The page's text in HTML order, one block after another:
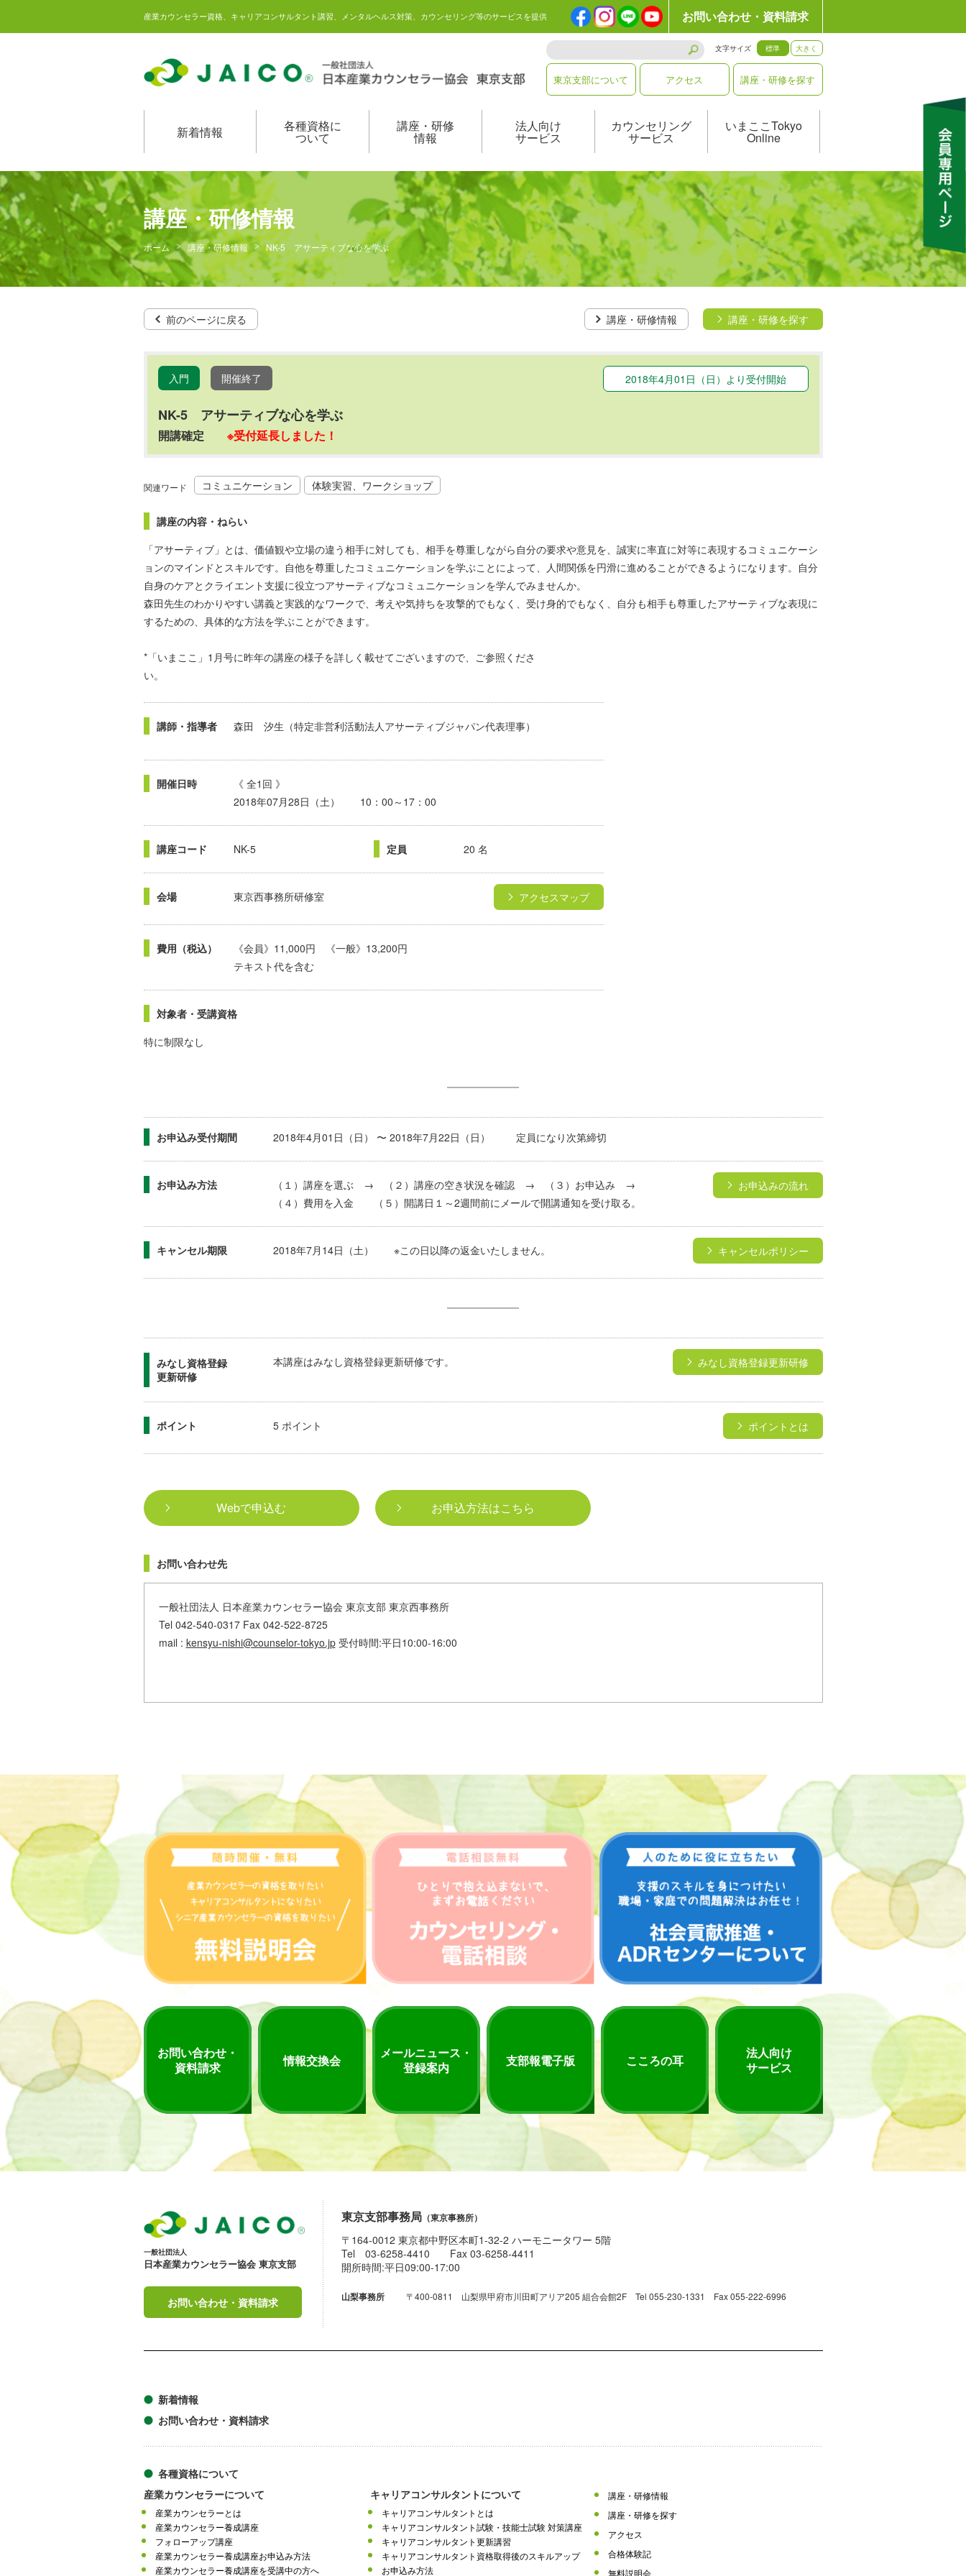
産業カウンセラー資格、キャリアコンサルタント講習、メンタルヘルス対策、カウンセリング等のサービスを提供 お問い合わせ・資料請求
文字サイズ 標準 大きく
東京支部について アクセス 講座・研修を探す
新着情報 各種資格に
ついて
講座・研修
情報
法人向け
サービス
カウンセリング
サービス
いまここTokyo
Online
講座・研修情報
ホーム 講座・研修情報 NK-5 アサーティブな心を学ぶ
前のページに戻る 講座・研修情報 講座・研修を探す
入門 開催終了 2018年4月01日（日）より受付開始
NK-5 アサーティブな心を学ぶ
開講確定 ※受付延長しました！
関連ワード コミュニケーション 体験実習、ワークショップ
講座の内容・ねらい
「アサーティブ」とは、価値観や立場の違う相手に対しても、相手を尊重しながら自分の要求や意見を、誠実に率直に対等に表現するコミュニケーシ
ョンのマインドとスキルです。自他を尊重したコミュニケーションを学ぶことによって、人間関係を円滑に進めることができるようになります。自分
自身のケアとクライエント支援に役立つアサーティブなコミュニケーションを学んでみませんか。
森田先生のわかりやすい講義と実践的なワークで、考えや気持ちを攻撃的でもなく、受け身的でもなく、自分も相手も尊重したアサーティブな表現に
するための、具体的な方法を学ぶことができます。
*「いまここ」1月号に昨年の講座の様子を詳しく載せてございますので、ご参照くださ
い
講師・指導者 森田 汐生（特定非営利活動法人アサーティブジャパン代表理事）
開催日時
《 全1回 》
2018年07月28日（土） 10：00～17：00
講座コード NK-5 定員 20 名
会場 東京西事務所研修室 アクセスマップ
費用（税込）
《会員》11,000円 《一般》13,200円
テキスト代を含む
対象者・受講資格
特に制限なし
お申込み受付期間 2018年4月01日（日） 〜 2018年7月22日（日） 定員になり次第締切
お申込み方法
（１）講座を選ぶ → （２）講座の空き状況を確認 → （３）お申込み →
（４）費用を入金 （５）開講日１～2週間前にメールで開講通知を受け取る。
お申込みの流れ
キャンセル期限 2018年7月14日（土） ※この日以降の返金いたしません。 キャンセルポリシー
みなし資格登録
更新研修
本講座はみなし資格登録更新研修です。 みなし資格登録更新研修
ポイント 5 ポイント ポイントとは
Webで申込む お申込方法はこちら
お問い合わせ先
一般社団法人 日本産業カウンセラー協会 東京支部 東京西事務所
Tel 042-540-0317 Fax 042-522-8725
mail : kensyu-nishi@counselor-tokyo.jp受付時間:平日10:00-16:00
お問い合わせ・
資料請求
情報交換会
メールニュース・
登録案内
支部報電子版 こころの耳
法人向け
サービス
一般社団法人
日本産業カウンセラー協会 東京支部
お問い合わせ・資料請求
東京支部事務局（東京事務所）
〒164-0012 東京都中野区本町1-32-2 ハーモニータワー 5階
Tel 03-6258-4410 Fax 03-6258-4411
開所時間:平日09:00-17:00
山梨事務所 〒400-0811 山梨県甲府市川田町アリア205 組合会館2F Tel 055-230-1331 Fax 055-222-6996
新着情報
お問い合わせ・資料請求
各種資格について
産業カウンセラーについて
産業カウンセラーとは
産業カウンセラー養成講座
フォローアップ講座
産業カウンセラー養成講座お申込み方法
産業カウンセラー養成講座を受講中の方へ
キャリアコンサルタントについて
キャリアコンサルタントとは
キャリアコンサルタント試験・技能士試験 対策講座
キャリアコンサルタント更新講習
キャリアコンサルタント資格取得後のスキルアップ
お申込み方法
講座・研修情報
講座・研修を探す
アクセス
合格体験記
無料説明会